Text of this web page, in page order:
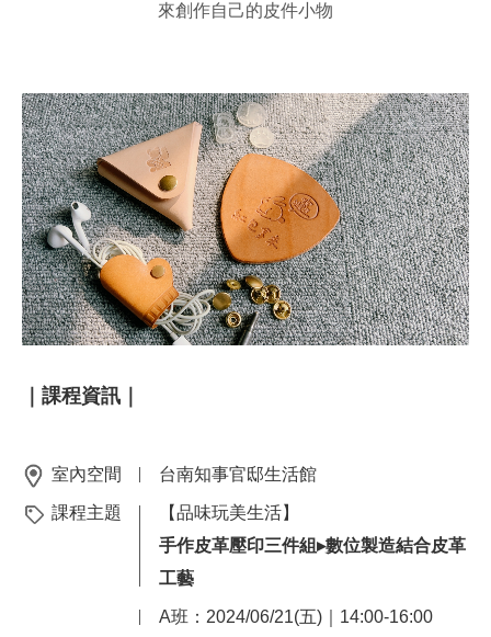
來創作自己的皮件小物
｜課程資訊｜
室內空間 台南知事官邸生活館
課程主題
【品味玩美生活】
手作皮革壓印三件組▸數位製造結合皮革
工藝
A班：2024/06/21(五)｜14:00-16:00